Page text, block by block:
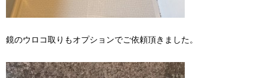
鏡のウロコ取りもオプションでご依頼頂きました。